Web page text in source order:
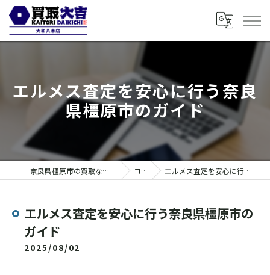
エルメス査定を安心に行う奈良
県橿原市のガイド
奈良県橿原市の買取なら買取大吉 大和八木店 コラム エルメス査定を安心に行う奈良県橿原市のガイド
エルメス査定を安心に行う奈良県橿原市の
ガイド
2025/08/02